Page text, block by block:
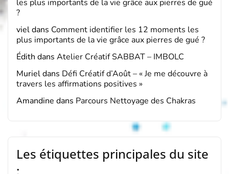
les plus importants de la vie grâce aux pierres de gué
?
vieldans Comment identifier les 12 moments les
plus importants de la vie grâce aux pierres de gué ?
Édith dans Atelier Créatif SABBAT – IMBOLC
Murieldans Défi Créatif d’Août – « Je me découvre à
travers les affirmations positives »
Amandine dans Parcours Nettoyage des Chakras
Les étiquettes principales du site